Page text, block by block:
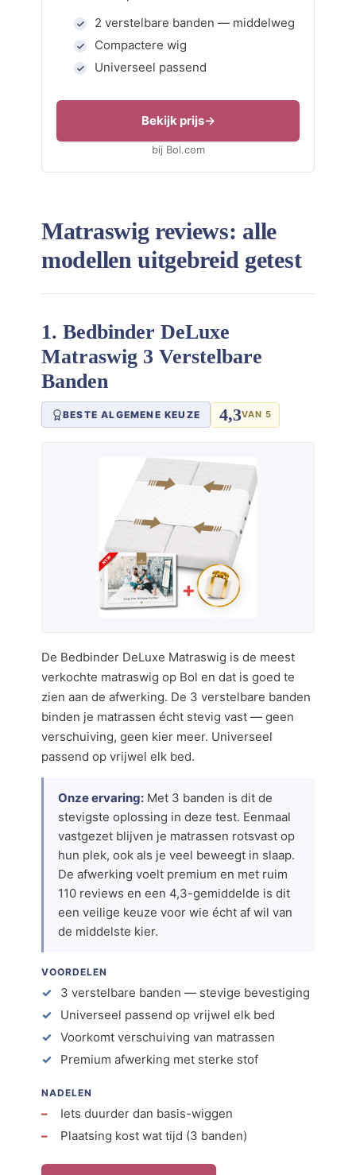
2 verstelbare banden — middelweg
Compactere wig
Universeel passend
Bekijk prijs
bij Bol.com
Matraswig reviews: alle
modellen uitgebreid getest
1. Bedbinder DeLuxe
Matraswig 3 Verstelbare
Banden
BESTE ALGEMENE KEUZE 4,3VAN 5
De Bedbinder DeLuxe Matraswig is de meest
verkochte matraswig op Bol en dat is goed te
zien aan de afwerking. De 3 verstelbare banden
binden je matrassen écht stevig vast — geen
verschuiving, geen kier meer. Universeel
passend op vrijwel elk bed.
Onze ervaring: Met 3 banden is dit de
stevigste oplossing in deze test. Eenmaal
vastgezet blijven je matrassen rotsvast op
hun plek, ook als je veel beweegt in slaap.
De afwerking voelt premium en met ruim
110 reviews en een 4,3-gemiddelde is dit
een veilige keuze voor wie écht af wil van
de middelste kier.
VOORDELEN
3 verstelbare banden — stevige bevestiging
Universeel passend op vrijwel elk bed
Voorkomt verschuiving van matrassen
Premium afwerking met sterke stof
NADELEN
Iets duurder dan basis-wiggen
Plaatsing kost wat tijd (3 banden)